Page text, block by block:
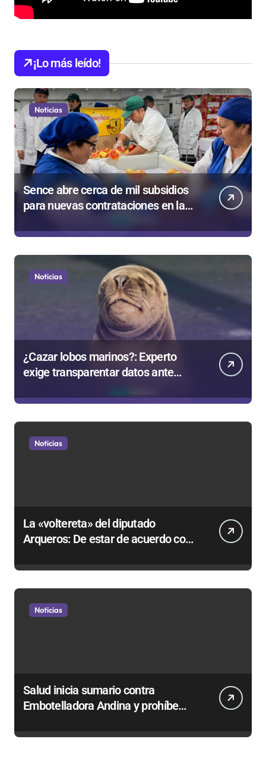
¡Lo más leído!
Noticias
Sence abre cerca de mil subsidios
para nuevas contrataciones en la
Noticias
¿Cazar lobos marinos?: Experto
exige transparentar datos ante
Gobierno
Noticias
La «voltereta» del diputado
Arqueros: De estar de acuerdo con
empresa 100% estatal
Noticias
Salud inicia sumario contra
Embotelladora Andina y prohíbe
laborales